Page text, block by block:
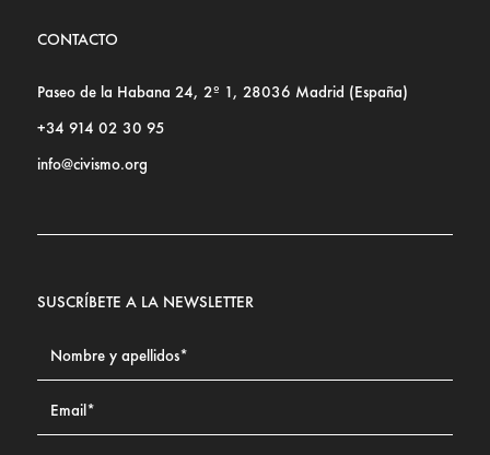
CONTACTO
Paseo de la Habana 24, 2º 1, 28036 Madrid (España)
+34 914 02 30 95
info@civismo.org
SUSCRÍBETE A LA NEWSLETTER